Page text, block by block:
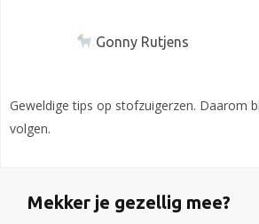
Gonny Rutjens
Geweldige tips op stofzuigerzen. Daarom
volgen.
Mekker je gezellig mee?